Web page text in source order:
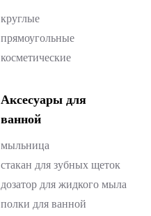
круглые
прямоугольные
косметические
Аксесуары для
ванной
мыльница
стакан для зубных щеток
дозатор для жидкого мыла
полки для ванной